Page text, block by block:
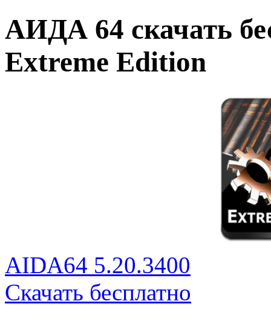
АИДА 64 скачать
Extreme Edition
AIDA64 5.20.3400
Скачать бесплатно